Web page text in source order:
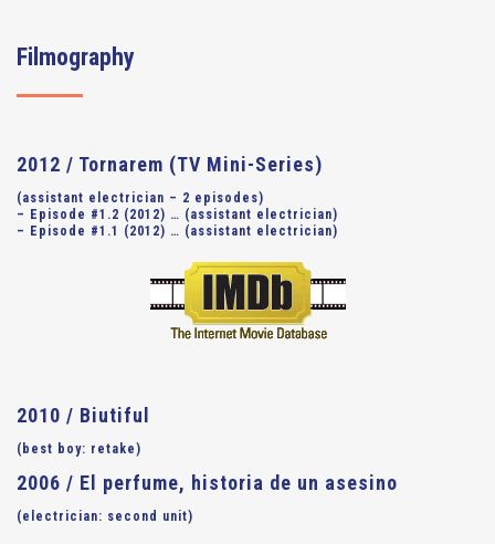
Filmography
2012 / Tornarem (TV Mini-Series)
(assistant electrician – 2 episodes)
– Episode #1.2 (2012) … (assistant electrician)
– Episode #1.1 (2012) … (assistant electrician)
2010 / Biutiful
(best boy: retake)
2006 / El perfume, historia de un asesino
(electrician: second unit)